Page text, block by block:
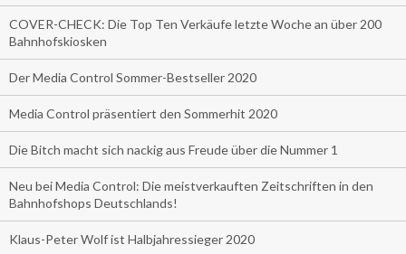
COVER-CHECK: Die Top Ten Verkäufe letzte Woche an über 200
Bahnhofskiosken
Der Media Control Sommer-Bestseller 2020
Media Control präsentiert den Sommerhit 2020
Die Bitch macht sich nackig aus Freude über die Nummer 1
Neu bei Media Control: Die meistverkauften Zeitschriften in den
Bahnhofshops Deutschlands!
Klaus-Peter Wolf ist Halbjahressieger 2020